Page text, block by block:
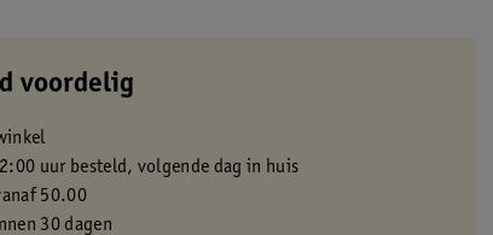
voordelig
uur besteld, volgende dag in huis
50.00
30 dagen